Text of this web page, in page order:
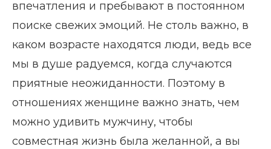
впечатления и пребывают в постоянном
поиске свежих эмоций. Не столь важно, в
каком возрасте находятся люди, ведь все
мы в душе радуемся, когда случаются
приятные неожиданности. Поэтому в
отношениях женщине важно знать, чем
можно удивить мужчину, чтобы
совместная жизнь была желанной, а вы